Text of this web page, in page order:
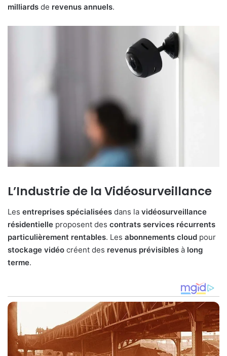
milliards de revenus annuels.
L’Industrie de la Vidéosurveillance
Les entreprises spécialisées dans la vidéosurveillance
résidentielle proposent des contrats services récurrents
particulièrement rentables. Les abonnements cloud pour
stockage vidéo créent des revenus prévisibles à long
terme.